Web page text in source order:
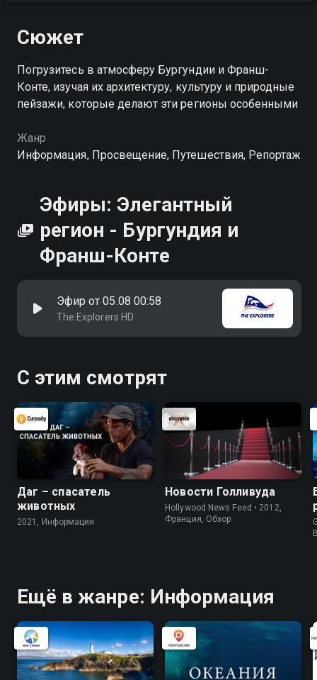
Сюжет
Погрузитесь в атмосферу Бургундии и Франш-
Конте, изучая их архитектуру, культуру и природные
пейзажи, которые делают эти регионы особенными
Жанр
Информация, Просвещение, Путешествия, Репортаж
Эфиры: Элегантный
регион - Бургундия и
Франш-Конте
Эфир от 05.08 00:58
The Explorers HD
С этим смотрят
Даг – спасатель
животных
2021, Информация
Новости Голливуда
Hollywood News Feed • 2012,
Франция, Обзор
Ещё в жанре: Информация